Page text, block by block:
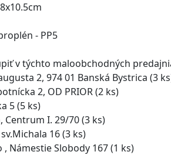
- PP5
v týchto maloobchodných
2, 974 01 Banská Bystrica (3
2, OD PRIOR(2 ks)
5(5 ks)
Centrum I. 29/70(3 ks)
16(3 ks)
, Námestie Slobody 167(1 ks)